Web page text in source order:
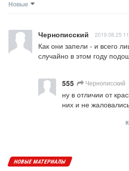
Новые
Чернописский 2019.08.25
Как они запели - и всего
случайно в этом году
555 Чернописский
ну в отличии от
них и не
НОВЫЕ МАТЕРИАЛЫ